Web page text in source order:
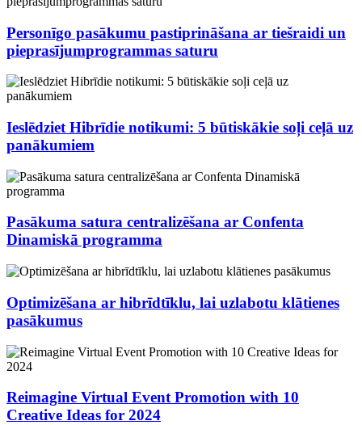
Personīgo pasākumu pastiprināšana ar tiešraidi un
pieprasījumprogrammas saturu
Ieslēdziet Hibrīdie notikumi: 5 būtiskākie soļi ceļā uz
panākumiem
Pasākuma satura centralizēšana ar Confenta
Dinamiskā programma
Optimizēšana ar hibrīdtīklu, lai uzlabotu klātienes
pasākumus
Reimagine Virtual Event Promotion with 10
Creative Ideas for 2024